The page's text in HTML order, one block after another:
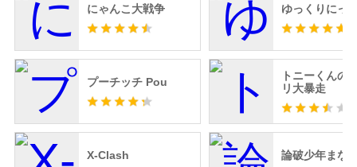
にゃんこ大戦争 ゆっくりにっ
プーチッチ Pou
トニーくんの
リ大暴走
X-Clash 論破少年まな